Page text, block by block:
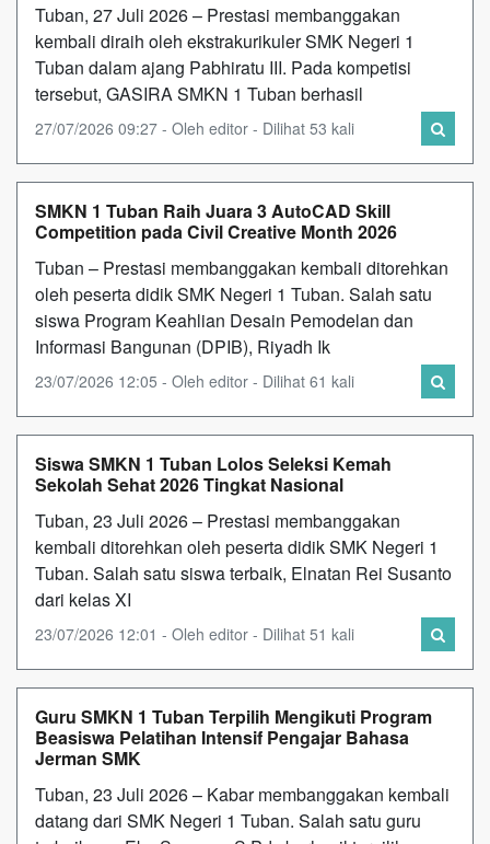
Tuban, 27 Juli 2026 – Prestasi membanggakan
kembali diraih oleh ekstrakurikuler SMK Negeri 1
Tuban dalam ajang Pabhiratu III. Pada kompetisi
tersebut, GASIRA SMKN 1 Tuban berhasil
27/07/2026 09:27 - Oleh editor - Dilihat 53 kali
SMKN 1 Tuban Raih Juara 3 AutoCAD Skill
Competition pada Civil Creative Month 2026
Tuban – Prestasi membanggakan kembali ditorehkan
oleh peserta didik SMK Negeri 1 Tuban. Salah satu
siswa Program Keahlian Desain Pemodelan dan
Informasi Bangunan (DPIB), Riyadh Ik
23/07/2026 12:05 - Oleh editor - Dilihat 61 kali
Siswa SMKN 1 Tuban Lolos Seleksi Kemah
Sekolah Sehat 2026 Tingkat Nasional
Tuban, 23 Juli 2026 – Prestasi membanggakan
kembali ditorehkan oleh peserta didik SMK Negeri 1
Tuban. Salah satu siswa terbaik, Elnatan Rei Susanto
dari kelas XI
23/07/2026 12:01 - Oleh editor - Dilihat 51 kali
Guru SMKN 1 Tuban Terpilih Mengikuti Program
Beasiswa Pelatihan Intensif Pengajar Bahasa
Jerman SMK
Tuban, 23 Juli 2026 – Kabar membanggakan kembali
datang dari SMK Negeri 1 Tuban. Salah satu guru